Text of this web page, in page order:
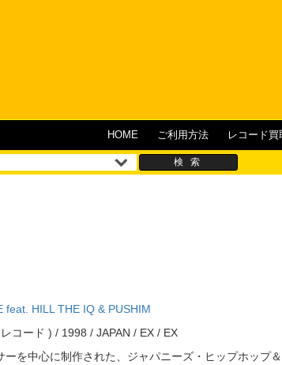
HOME ご利用方法 レコード買
feat. HILL THE IQ & PUSHIM
コード ) / 1998 / JAPAN / EX / EX
を中心に制作された、ジャパニーズ・ヒップホップ